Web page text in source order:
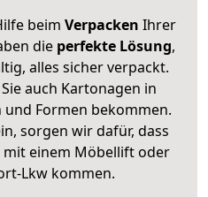
beim Verpacken Ihrer
die perfekte Lösung,
alles sicher verpackt.
auch Kartonagen in
Formen bekommen.
sorgen wir dafür, dass
einem Möbellift oder
Lkw kommen.